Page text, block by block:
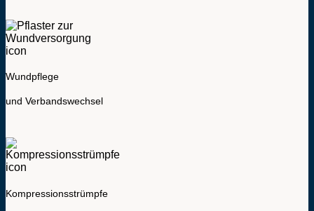
Wundpflege
und Verbandswechsel
Kompressionsstrümpfe